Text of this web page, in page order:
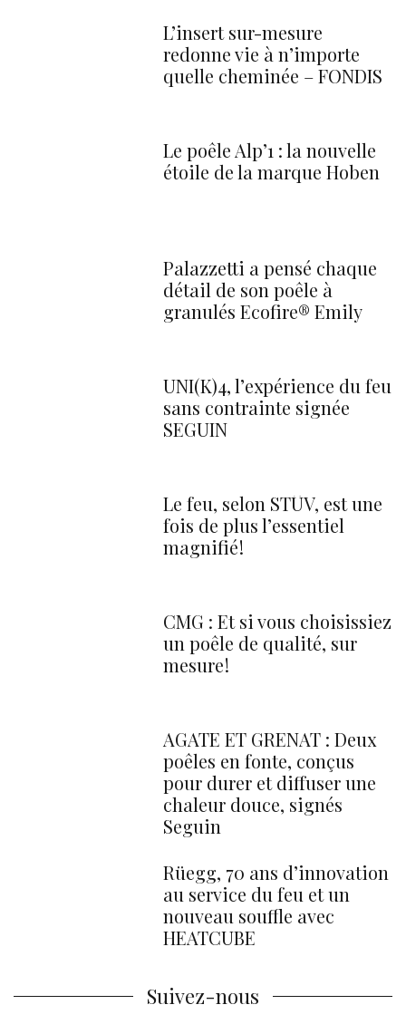
L’insert sur-mesure
redonne vie à n’importe
quelle cheminée – FONDIS
Le poêle Alp’1 : la nouvelle
étoile de la marque Hoben
Palazzetti a pensé chaque
détail de son poêle à
granulés Ecofire® Emily
UNI(K)4, l’expérience du feu
sans contrainte signée
SEGUIN
Le feu, selon STÛV, est une
fois de plus l’essentiel
magnifié !
CMG : Et si vous choisissiez
un poêle de qualité, sur
mesure !
AGATE ET GRENAT : Deux
poêles en fonte, conçus
pour durer et diffuser une
chaleur douce, signés
Seguin
Rüegg, 70 ans d’innovation
au service du feu et un
nouveau souffle avec
HEATCUBE
Suivez-nous